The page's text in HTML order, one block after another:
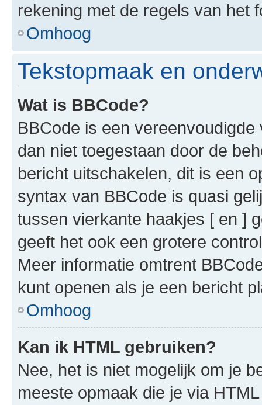
rekening met de regels van het
Omhoog
Tekstopmaak en
Wat is BBCode?
BBCode is een
dan niet toegestaan door de
bericht uitschakelen, dit is een
syntax van BBCode is quasi
tussen vierkante haakjes [ en ]
geeft het ook een grotere
Meer informatie omtrent
kunt openen als je een bericht
Omhoog
Kan ik HTML gebruiken?
Nee, het is niet mogelijk om je
meeste opmaak die je via